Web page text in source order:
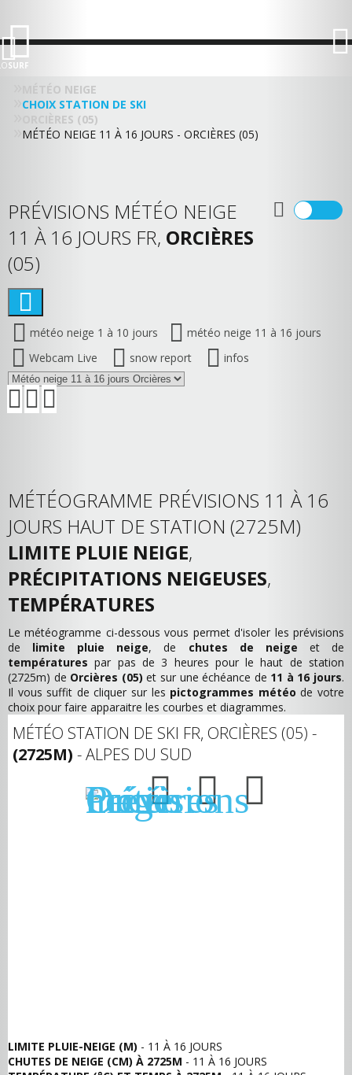
SURF
MÉTÉO NEIGE
CHOIX STATION DE SKI
ORCIÈRES (05)
MÉTÉO NEIGE 11 À 16 JOURS - ORCIÈRES (05)
PRÉVISIONS MÉTÉO NEIGE
11 À 16 JOURS FR, ORCIÈRES
(05)
météo neige 1 à 10 jours
météo neige 11 à 16 jours
Webcam Live
snow report infos
MÉTÉOGRAMME PRÉVISIONS 11 À 16
JOURS HAUT DE STATION (2725M)
LIMITE PLUIE NEIGE,
PRÉCIPITATIONS NEIGEUSES,
TEMPÉRATURES
Le météogramme ci-dessous vous permet d'isoler les prévisions
de limite pluie neige, de chutes de neige et de
températures par pas de 3 heures pour le haut de station
(2725m) de Orcières (05) et sur une échéance de 11 à 16 jours.
Il vous suffit de cliquer sur les pictogrammes météo de votre
choix pour faire apparaitre les courbes et diagrammes.
MÉTÉO STATION DE SKI FR, ORCIÈRES (05) -
(2725M) - ALPES DU SUD
LIMITE PLUIE-NEIGE (M) - 11 À 16 JOURS
CHUTES DE NEIGE (CM) À 2725M - 11 À 16 JOURS